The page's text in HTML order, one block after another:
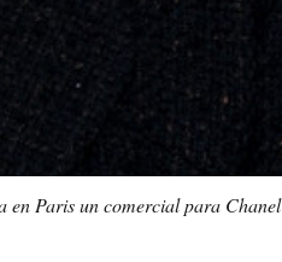
en Paris un comercial para Chanel